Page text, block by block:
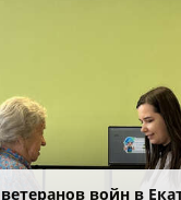
войн в